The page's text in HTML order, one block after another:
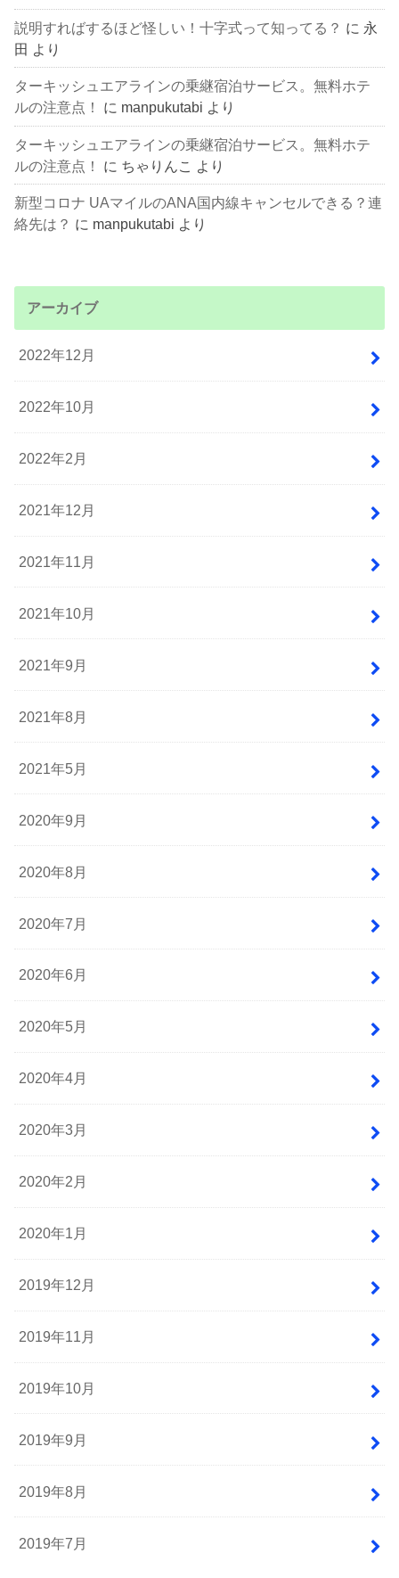
説明すればするほど怪しい！十字式って知ってる？ に 永
田 より
ターキッシュエアラインの乗継宿泊サービス。無料ホテ
ルの注意点！
に manpukutabi より
ターキッシュエアラインの乗継宿泊サービス。無料ホテ
ルの注意点！
に ちゃりんこ より
新型コロナ UAマイルのANA国内線キャンセルできる？連
絡先は？ に manpukutabi より
アーカイブ
2022年12月
2022年10月
2022年2月
2021年12月
2021年11月
2021年10月
2021年9月
2021年8月
2021年5月
2020年9月
2020年8月
2020年7月
2020年6月
2020年5月
2020年4月
2020年3月
2020年2月
2020年1月
2019年12月
2019年11月
2019年10月
2019年9月
2019年8月
2019年7月